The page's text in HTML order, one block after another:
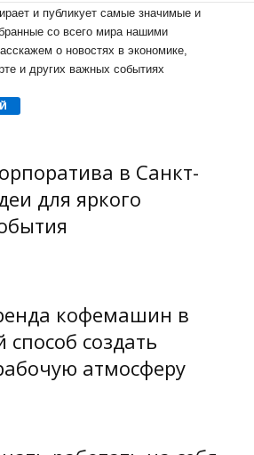
и публикует самые значимые и
со всего мира нашими
о новостях в экономике,
и других важных событиях
в Санкт-
для яркого
кофемашин в
создать
атмосферу